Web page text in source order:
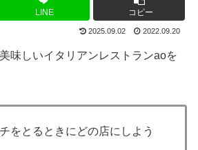
LINE コピー
2025.09.02 2022.09.20
味しいイタリアンレストランaoを
をとるときにどの店にしよう